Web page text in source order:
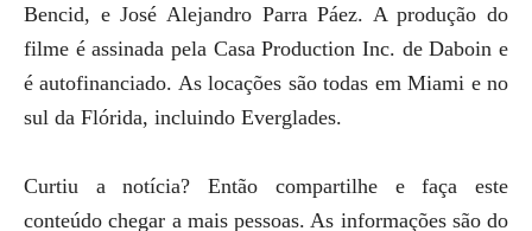
Bencid, e José Alejandro Parra Páez. A produção do
filme é assinada pela Casa Production Inc. de Daboin e
é autofinanciado. As locações são todas em Miami e no
sul da Flórida, incluindo Everglades.
Curtiu a notícia? Então compartilhe e faça este
conteúdo chegar a mais pessoas. As informações são do